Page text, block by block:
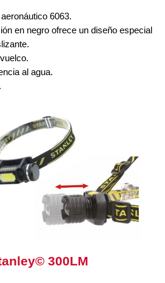
6063.
en negro ofrece un diseño especial
al agua.
300LM